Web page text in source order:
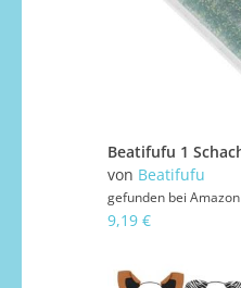
von Beatifufu
gefunden bei
9,19 €